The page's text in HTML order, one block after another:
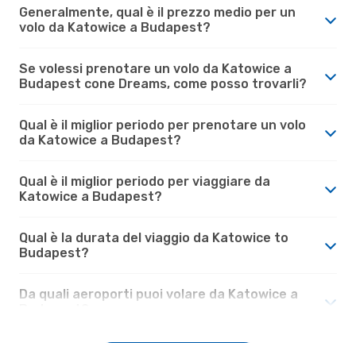
Generalmente, qual è il prezzo medio per un
volo da Katowice a Budapest?
Se volessi prenotare un volo da Katowice a
Budapest cone Dreams, come posso trovarli?
Qual è il miglior periodo per prenotare un volo
da Katowice a Budapest?
Qual è il miglior periodo per viaggiare da
Katowice a Budapest?
Qual è la durata del viaggio da Katowice to
Budapest?
Da quali aeroporti puoi volare da Katowice a